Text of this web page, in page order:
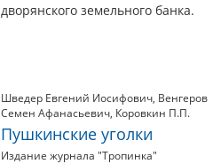
дворянского земельного банка.
Шведер Евгений Иосифович, Венгеров
Семен Афанасьевич, Коровкин П.П.
Пушкинские уголки
Издание журнала "Тропинка"